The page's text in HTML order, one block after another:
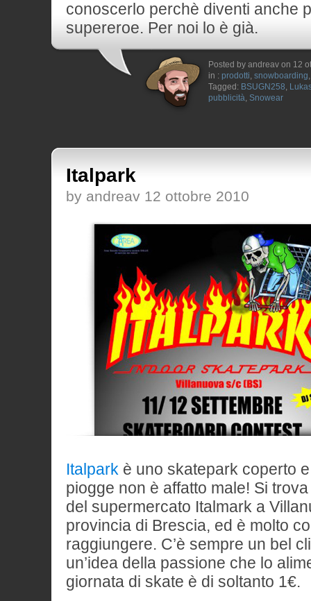
conoscerlo perchè diventi anche
supereroe. Per noi lo è già.
Posted by andreav on 12
in : prodotti, snowboarding
Tagged: BSUGN258,
pubblicità, Snowear
Italpark
by andreav 12 ottobre 2010
Italpark è uno skatepark coperto
piogge non è affatto male! Si
del supermercato Italmark a
provincia di Brescia, ed è molto
raggiungere. C’è sempre un bel
un’idea della passione che lo
giornata di skate è di soltanto 1€.